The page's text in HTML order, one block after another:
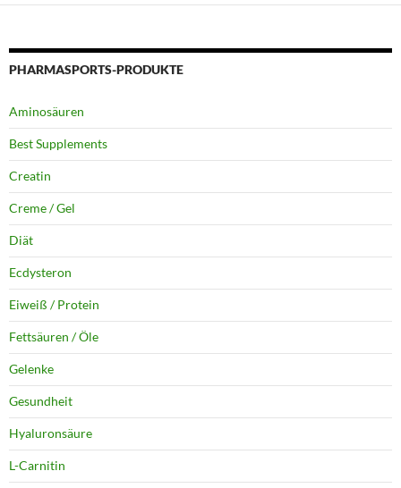
PHARMASPORTS-PRODUKTE
Aminosäuren
Best Supplements
Creatin
Creme / Gel
Diät
Ecdysteron
Eiweiß / Protein
Fettsäuren / Öle
Gelenke
Gesundheit
Hyaluronsäure
L-Carnitin